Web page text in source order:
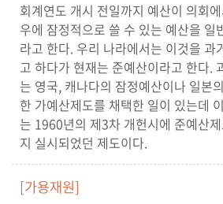
회계연도 개시 전일까지 예산이 의회
우에 잠정적으로 쓸 수 있는 예산을 일
라고 한다. 우리 나라에서는 이것을 과
고 하다가 현재는 준예산이라고 한다.
는 영국, 캐나다의 잠정예산이나 일본
한 가예산제도를 채택한 일이 있는데
는 1960년의 제3차 개헌시에 준예산
지 실시되었던 제도이다.
[가용재원]